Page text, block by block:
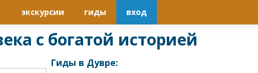
экскурсии гиды вход
с богатой историей
Гиды в Дувре: